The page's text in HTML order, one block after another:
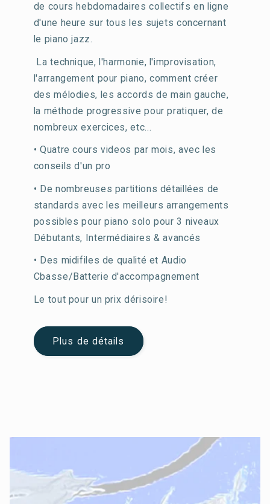
de cours hebdomadaires collectifs en ligne
d'une heure sur tous les sujets concernant
le piano jazz.
La technique, l'harmonie, l'improvisation,
l'arrangement pour piano, comment créer
des mélodies, les accords de main gauche,
la méthode progressive pour pratiquer, de
nombreux exercices, etc...
• Quatre cours videos par mois, avec les
conseils d'un pro
• De nombreuses partitions détaillées de
standards avec les meilleurs arrangements
possibles pour piano solo pour 3 niveaux
Débutants, Intermédiaires & avancés
• Des midifiles de qualité et Audio
Cbasse/Batterie d'accompagnement
Le tout pour un prix dérisoire!
Plus de détails